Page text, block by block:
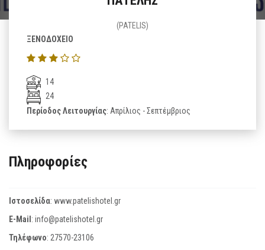
(PATELIS)
ΞΕΝΟΔΟΧΕΙΟ
14
24
Περίοδος Λειτουργίας: Απρίλιος - Σεπτέμβριος
Πληροφορίες
Ιστοσελίδα: www.patelishotel.gr
E-Mail: info@patelishotel.gr
Τηλέφωνο: 27570-23106